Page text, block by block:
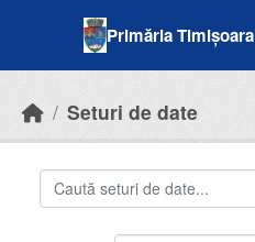
Primăria Timișoara
Seturi de date